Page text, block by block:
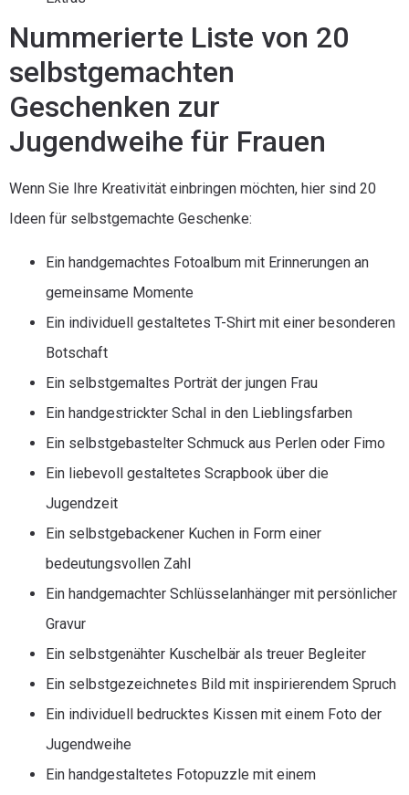
Nummerierte Liste von 20
selbstgemachten
Geschenken zur
Jugendweihe für Frauen
Wenn Sie Ihre Kreativität einbringen möchten, hier sind 20
Ideen für selbstgemachte Geschenke:
Ein handgemachtes Fotoalbum mit Erinnerungen an
gemeinsame Momente
Ein individuell gestaltetes T-Shirt mit einer besonderen
Botschaft
Ein selbstgemaltes Porträt der jungen Frau
Ein handgestrickter Schal in den Lieblingsfarben
Ein selbstgebastelter Schmuck aus Perlen oder Fimo
Ein liebevoll gestaltetes Scrapbook über die
Jugendzeit
Ein selbstgebackener Kuchen in Form einer
bedeutungsvollen Zahl
Ein handgemachter Schlüsselanhänger mit persönlicher
Gravur
Ein selbstgenähter Kuschelbär als treuer Begleiter
Ein selbstgezeichnetes Bild mit inspirierendem Spruch
Ein individuell bedrucktes Kissen mit einem Foto der
Jugendweihe
Ein handgestaltetes Fotopuzzle mit einem